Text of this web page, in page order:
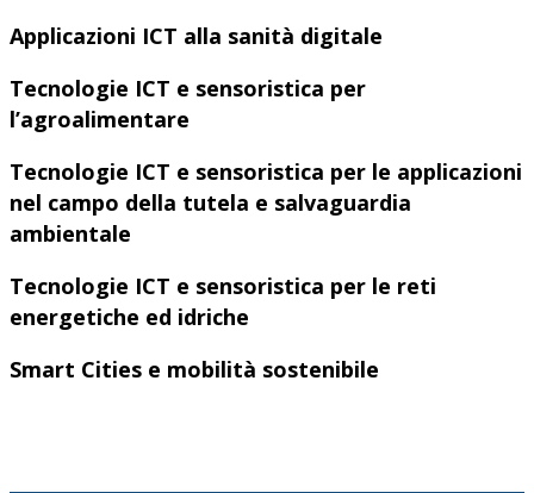
Applicazioni ICT alla sanità digitale
Tecnologie ICT e sensoristica per
l’agroalimentare
Tecnologie ICT e sensoristica per le applicazioni
nel campo della tutela e salvaguardia
ambientale
Tecnologie ICT e sensoristica per le reti
energetiche ed idriche
Smart Cities e mobilità sostenibile